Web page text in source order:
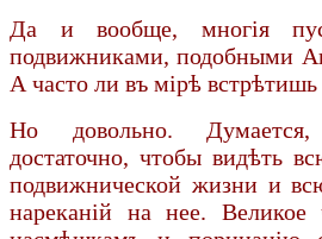
Да и вообще, многія
подвижниками, подобными
А часто ли въ мірѣ
Но довольно. Думается,
достаточно, чтобы видѣть
подвижнической жизни и
нареканій на нее. Великое